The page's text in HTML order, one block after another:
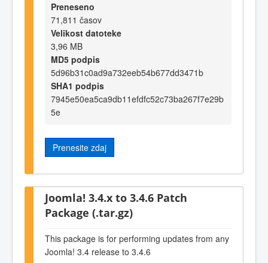
Preneseno
71,811 časov
Velikost datoteke
3,96 MB
MD5 podpis
5d96b31c0ad9a732eeb54b677dd3471b
SHA1 podpis
7945e50ea5ca9db11efdfc52c73ba267f7e29b
5e
Prenesite zdaj
Joomla! 3.4.x to 3.4.6 Patch
Package (.tar.gz)
This package is for performing updates from any
Joomla! 3.4 release to 3.4.6